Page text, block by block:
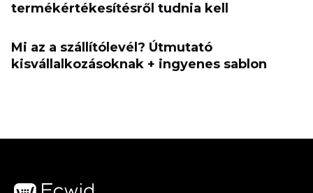
termékértékesítésről tudnia kell
Mi az a szállítólevél? Útmutató
kisvállalkozásoknak + ingyenes sablon